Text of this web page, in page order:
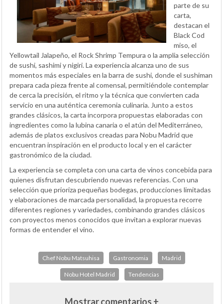
parte de su
carta,
destacan el
Black Cod
miso, el
Yellowtail Jalapeño, el Rock Shrimp Tempura o la amplia selección
de sushi, sashimi y nigiri. La experiencia alcanza uno de sus
momentos más especiales en la barra de sushi, donde el sushiman
prepara cada pieza frente al comensal, permitiéndole contemplar
de cerca la precisión, el ritmo y la técnica que convierten cada
servicio en una auténtica ceremonia culinaria. Junto a estos
grandes clásicos, la carta incorpora propuestas elaboradas con
ingredientes como la lubina canaria o el atún del Mediterráneo,
además de platos exclusivos creadas para Nobu Madrid que
encuentran inspiración en el producto local y en el carácter
gastronómico de la ciudad.
La experiencia se completa con una carta de vinos concebida para
quienes disfrutan descubriendo nuevas referencias. Con una
selección que prioriza pequeñas bodegas, producciones limitadas
y elaboraciones de marcada personalidad, la propuesta recorre
diferentes regiones y variedades, combinando grandes clásicos
con proyectos menos conocidos que invitan a explorar nuevas
formas de entender el vino.
Chef Nobu Matsuhisa Gastronomia Madrid
Nobu Hotel Madrid Tendencias
Mostrar comentarios +